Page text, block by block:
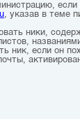
, указав в теме
ники,
ник, если он